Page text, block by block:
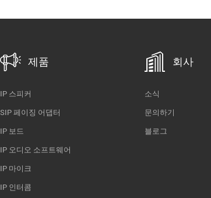
제품
IP 스피커
SIP 페이징 어댑터
IP 보드
IP 오디오 소프트웨어
IP 마이크
IP 인터콤
회사
소식
문의하기
블로그